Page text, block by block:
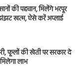
की पहचान, मिलेंगे भरपूर
झंझट खत्म, ऐसे करें अप्लाई
फूलों की खेती पर सरकार दे
लाभ